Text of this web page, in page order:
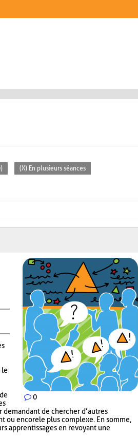
(X) En plusieurs séances
0
le
de chercher d’autres
ou encore le plus complexe. En somme,
apprentissages en revoyant une